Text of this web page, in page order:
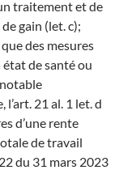
traitement et de
gain (let. c);
des mesures
de santé ou
21 al. 1 let. d
d’une rente
de travail
du 31 mars 2023